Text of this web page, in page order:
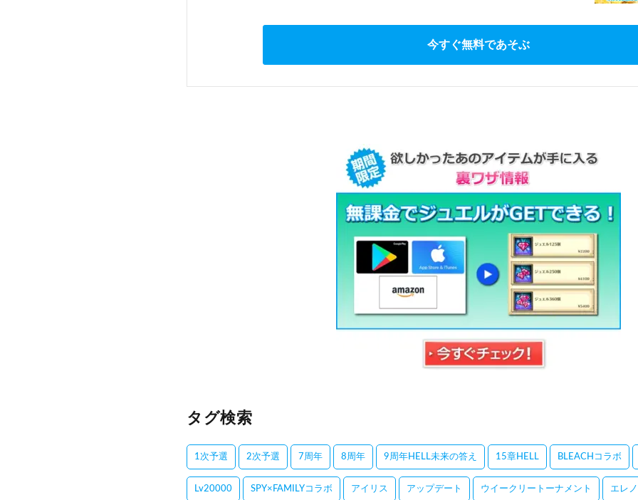
今すぐ無料であそぶ
タグ検索
1次予選 2次予選 7周年 8周年 9周年HELL未来の答え 15章HELL BLEACHコラボ
Lv20000 SPY×FAMILYコラボ アイリス アップデート ウイークリートーナメント エレ